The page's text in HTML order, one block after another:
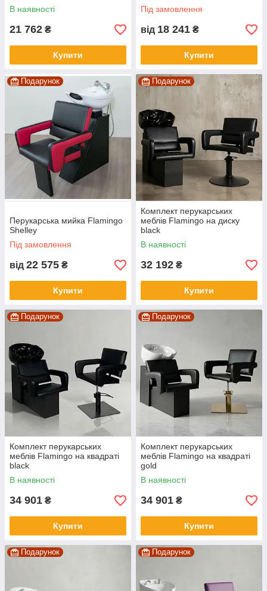
В наявності
21 762 ₴
Купити
Під замовлення
від 18 241 ₴
Купити
Подарунок
Перукарська мийка Flamingo
Shelley
Під замовлення
від 22 575 ₴
Купити
Подарунок
Комплект перукарських
меблів Flamingo на диску
black
В наявності
32 192 ₴
Купити
Подарунок
Комплект перукарських
меблів Flamingo на квадраті
black
В наявності
34 901 ₴
Купити
Подарунок
Комплект перукарських
меблів Flamingo на квадраті
gold
В наявності
34 901 ₴
Купити
Подарунок Подарунок